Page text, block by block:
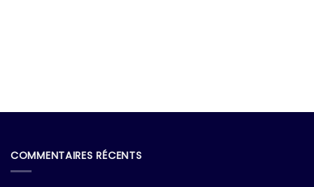
COMMENTAIRES RÉCENTS